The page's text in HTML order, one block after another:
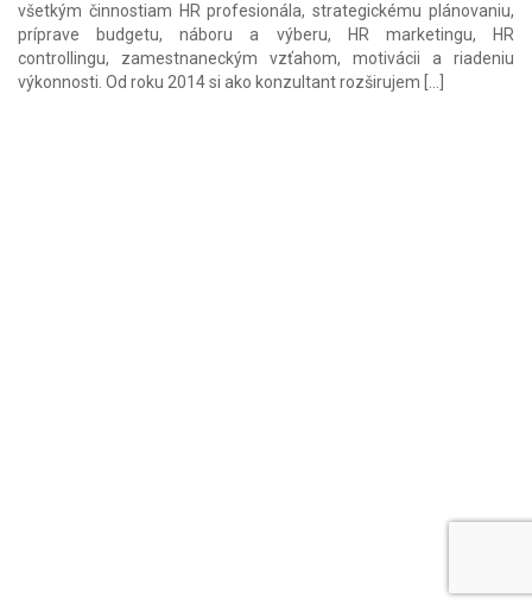
všetkým činnostiam HR profesionála, strategickému plánovaniu,
príprave budgetu, náboru a výberu, HR marketingu, HR
controllingu, zamestnaneckým vzťahom, motivácii a riadeniu
výkonnosti. Od roku 2014 si ako konzultant rozširujem […]